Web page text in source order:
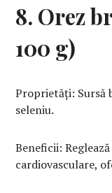
8. Orez
100 g)
Proprietăți: Sursă
seleniu.
Beneficii:
cardiovasculare,